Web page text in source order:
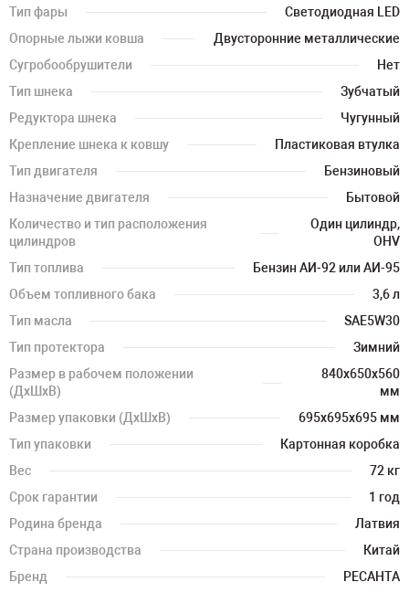
Тип фары
Светодиодная LED
Опорные лыжи ковша
Двусторонние металлические
Сугробообрушители
Нет
Тип шнека
Зубчатый
Редуктора шнека
Чугунный
Крепление шнека к ковшу
Пластиковая втулка
Тип двигателя
Бензиновый
Назначение двигателя
Бытовой
Количество и тип расположения
цилиндров
Один цилиндр,
OHV
Тип топлива
Бензин АИ-92 или АИ-95
Объем топливного бака
3,6 л
Тип масла
SAE5W30
Тип протектора
Зимний
Размер в рабочем положении
(ДхШхВ)
840х650х560
мм
Размер упаковки (ДхШхВ)
695х695х695 мм
Тип упаковки
Картонная коробка
Вес
72 кг
Срок гарантии
1 год
Родина бренда
Латвия
Страна производства
Китай
Бренд
РЕСАНТА